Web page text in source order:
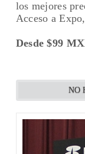
los mejores
Acceso a
Desde $99
NO